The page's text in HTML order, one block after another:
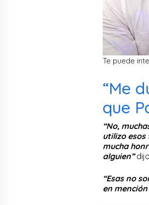
Te puede
“Me
que
“No,
utilizo
mucha
alguien”
“Esas no
en